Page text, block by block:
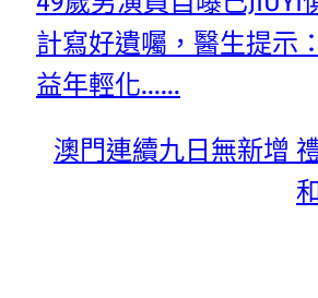
計寫好遺囑，醫生提示
益年輕化……
澳門連續九日無新增